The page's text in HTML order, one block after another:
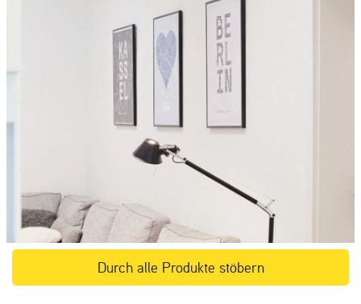
Durch alle Produkte stöbern